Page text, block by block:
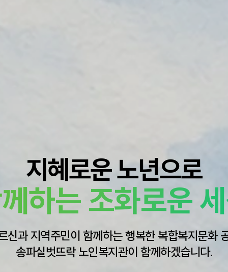
지혜로운 노년으로
하는 조화로운
신과 지역주민이 함께하는 행복한 복합복지문화
송파실벗뜨락 노인복지관이 함께하겠습니다.